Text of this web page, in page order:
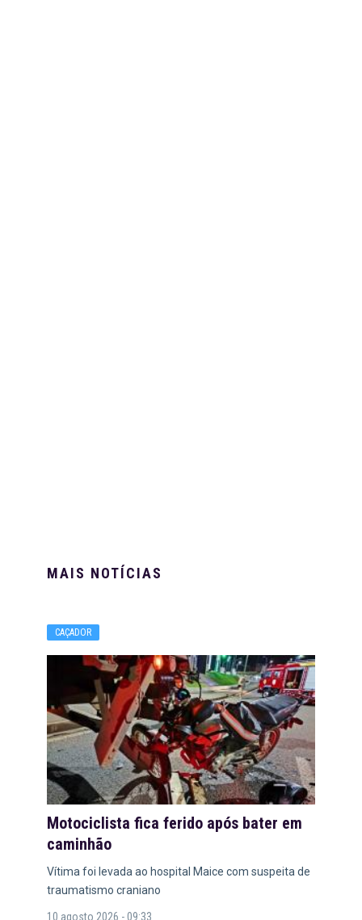
MAIS NOTÍCIAS
CAÇADOR
Motociclista fica ferido após bater em
caminhão
Vítima foi levada ao hospital Maice com suspeita de
traumatismo craniano
10 agosto 2026 - 09:33